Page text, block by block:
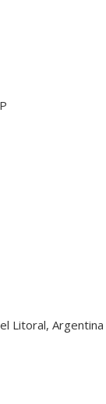
Litoral, Argentina